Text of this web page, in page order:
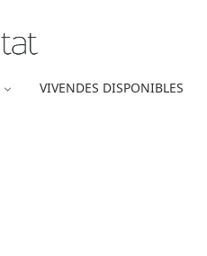
VIVENDES DISPONIBLES